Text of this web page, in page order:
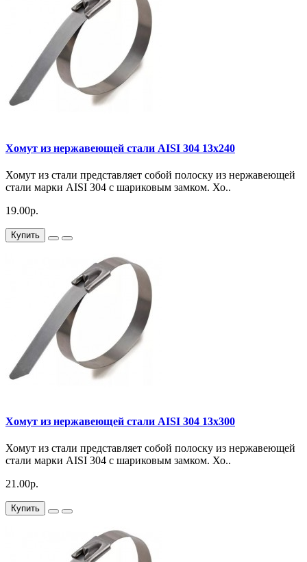
Хомут из нержавеющей стали AISI 304 13х240
Хомут из стали представляет собой полоску из нержавеющей
стали марки AISI 304 с шариковым замком. Хо..
19.00р.
Купить
Хомут из нержавеющей стали AISI 304 13х300
Хомут из стали представляет собой полоску из нержавеющей
стали марки AISI 304 с шариковым замком. Хо..
21.00р.
Купить